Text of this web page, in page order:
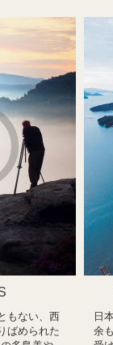
もない、西
ばめられた
日
余